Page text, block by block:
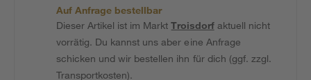
Auf Anfrage bestellbar
Dieser Artikel ist im MarktTroisdorfaktuell nicht
vorrätig. Du kannst uns aber eine Anfrage
schicken und wir bestellen ihn für dich (ggf. zzgl.
Transportkosten).